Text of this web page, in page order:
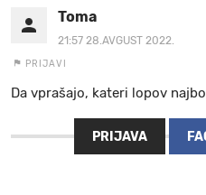
Toma
21:57 28.AVGUST 2022.
PRIJAVI
Da vprašajo, kateri lopov
PRIJAVA